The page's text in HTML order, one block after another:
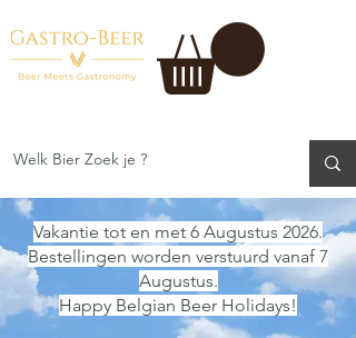
Vakantie tot en met 6 Augustus 2026.
Bestellingen worden verstuurd vanaf 7
Augustus.
Happy Belgian Beer Holidays!